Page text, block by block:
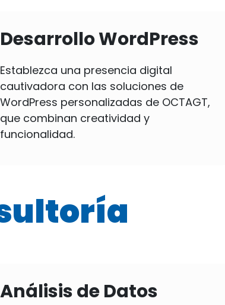
Desarrollo WordPress
Establezca una presencia digital
cautivadora con las soluciones de
WordPress personalizadas de OCTAGT,
que combinan creatividad y
funcionalidad.
Análisis de Datos